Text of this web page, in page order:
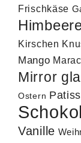
Frischkäse
Kirschen
Mango
Mirror
Ostern
Vanille